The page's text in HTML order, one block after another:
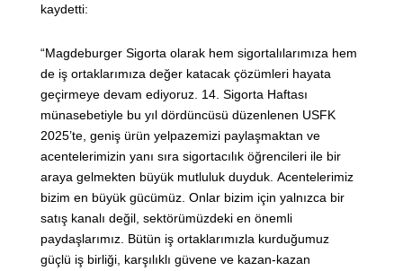
kaydetti:
“Magdeburger Sigorta olarak hem sigortalılarımıza hem
de iş ortaklarımıza değer katacak çözümleri hayata
geçirmeye devam ediyoruz. 14. Sigorta Haftası
münasebetiyle bu yıl dördüncüsü düzenlenen USFK
2025’te, geniş ürün yelpazemizi paylaşmaktan ve
acentelerimizin yanı sıra sigortacılık öğrencileri ile bir
araya gelmekten büyük mutluluk duyduk. Acentelerimiz
bizim en büyük gücümüz. Onlar bizim için yalnızca bir
satış kanalı değil, sektörümüzdeki en önemli
paydaşlarımız. Bütün iş ortaklarımızla kurduğumuz
güçlü iş birliği, karşılıklı güvene ve kazan-kazan